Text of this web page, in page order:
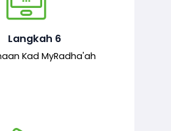
Langkah 6
Kad MyRadha'ah
diluluskan, kad
akan dijana.